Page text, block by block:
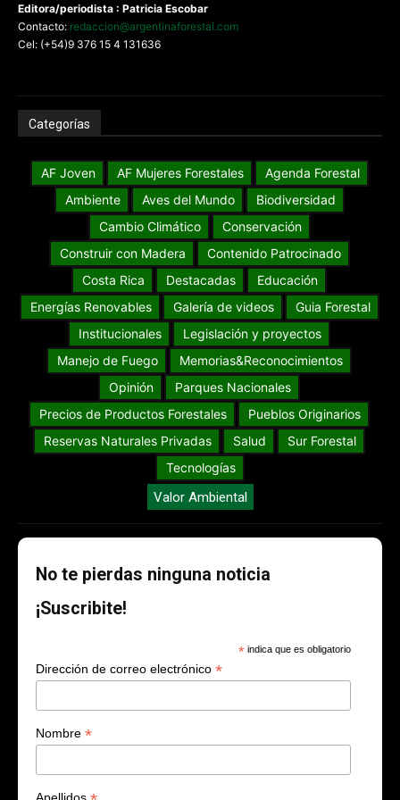
Editora/periodista : Patricia Escobar
Contacto: redaccion@argentinaforestal.com
Cel: (+54)9 376 15 4 131636
Categorías
AF Joven AF Mujeres Forestales
Agenda Forestal
Ambiente
Aves del Mundo
Biodiversidad
Cambio Climático
Conservación
Construir con Madera
Contenido Patrocinado
Costa Rica
Destacadas
Educación
Energías Renovables
Galería de videos
Guia Forestal
Institucionales
Legislación y proyectos
Manejo de Fuego
Memorias&Reconocimientos
Opinión
Parques Nacionales
Precios de Productos Forestales
Pueblos Originarios
Reservas Naturales Privadas
Salud
Sur Forestal
Tecnologías
Valor Ambiental
No te pierdas ninguna noticia
¡Suscribite!
* indica que es obligatorio
Dirección de correo electrónico *
Nombre *